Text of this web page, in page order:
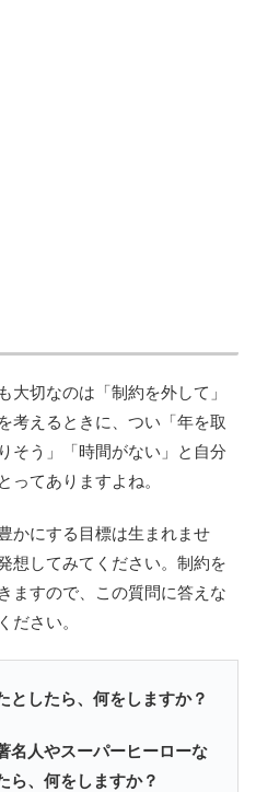
大切なのは「制約を外して」
考えるときに、つい「年を取
そう」「時間がない」と自分
ってありますよね。
かにする目標は生まれませ
想してみてください。制約を
ますので、この質問に答えな
ださい。
としたら、何をしますか？
名人やスーパーヒーローな
ら、何をしますか？